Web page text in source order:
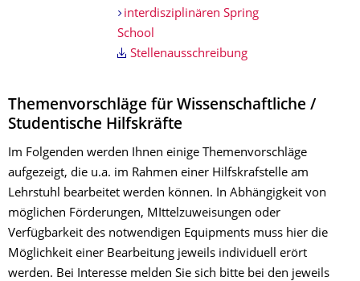
interdisziplinären Spring
School
Stellenausschreibung
Themenvorschläge für Wissenschaftliche /
Studentische Hilfskräfte
Im Folgenden werden Ihnen einige Themenvorschläge
aufgezeigt, die u.a. im Rahmen einer Hilfskrafstelle am
Lehrstuhl bearbeitet werden können. In Abhängigkeit von
möglichen Förderungen, MIttelzuweisungen oder
Verfügbarkeit des notwendigen Equipments muss hier die
Möglichkeit einer Bearbeitung jeweils individuell erört
werden. Bei Interesse melden Sie sich bitte bei den jeweils